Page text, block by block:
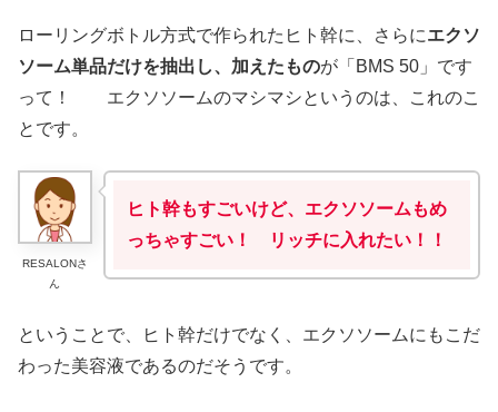
ローリングボトル方式で作られたヒト幹に、さらにエクソ
ソーム単品だけを抽出し、加えたものが「BMS 50」です
って！ エクソソームのマシマシというのは、これのこ
とです。
RESALONさ
ん
ヒト幹もすごいけど、エクソソームもめ
っちゃすごい！ リッチに入れたい！！
ということで、ヒト幹だけでなく、エクソソームにもこだ
わった美容液であるのだそうです。